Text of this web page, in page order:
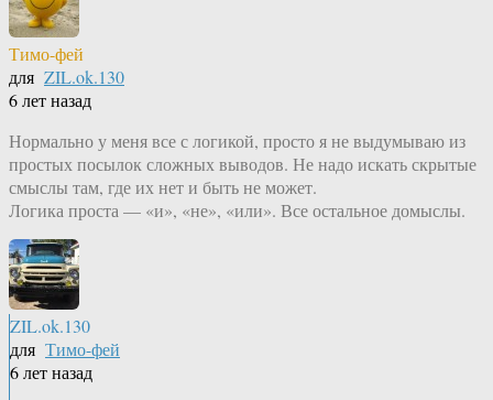
Тимо-фей
для ZIL.ok.130
6 лет назад
Нормально у меня все с логикой, просто я не выдумываю из
простых посылок сложных выводов. Не надо искать скрытые
смыслы там, где их нет и быть не может.
Логика проста — «и», «не», «или». Все остальное домыслы.
ZIL.ok.130
для Тимо-фей
6 лет назад